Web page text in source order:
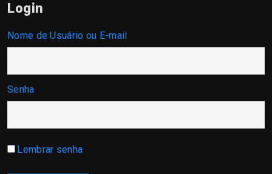
Login
Nome de Usuário ou E-mail
Senha
Lembrar senha